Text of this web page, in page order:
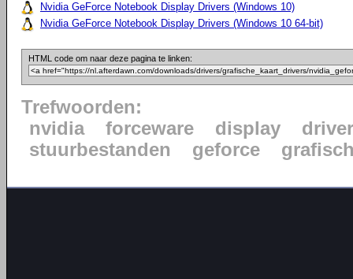
Nvidia GeForce Notebook Display Drivers (Windows 10)
Nvidia GeForce Notebook Display Drivers (Windows 10 64-bit)
HTML code om naar deze pagina te linken:
Trefwoorden:
nvidia
forceware display
driver
stuurbestanden
geforce